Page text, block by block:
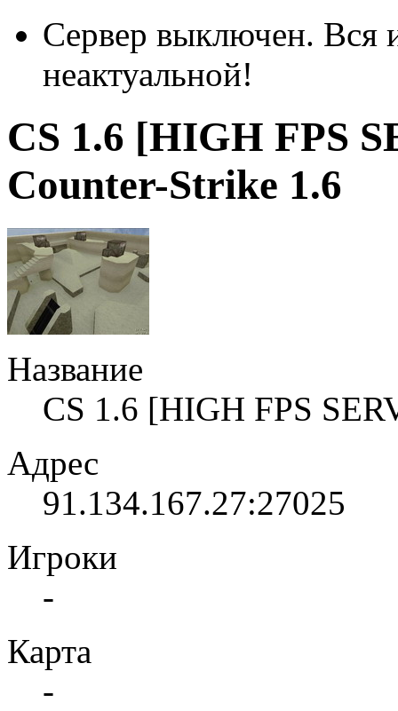
Сервер выключен. Вся
неактуальной!
CS 1.6 [HIGH FPS
Counter-Strike 1.6
Название
CS 1.6 [HIGH FPS
Адрес
91.134.167.27:27025
Игроки
-
Карта
-